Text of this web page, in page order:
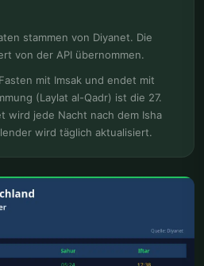
stammen von Diyanet. Die
von der API übernommen.
mit Imsak und endet mit
(Laylat al-Qadr) ist die 27.
wird jede Nacht nach dem Isha
wird täglich aktualisiert.